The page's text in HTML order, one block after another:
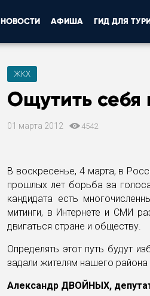
НОВОСТИ АФИША ГИД ДЛЯ
ЖКХ
Ощутить
01 марта 2012 4542
В воскресенье, 4 марта, в
прошлых лет борьба за
кандидата есть
митинги, в Интернете и СМИ
двигаться стране и обществу.
Определять этот путь будут
задали жителям нашего
Александр ДВОЙНЫХ,